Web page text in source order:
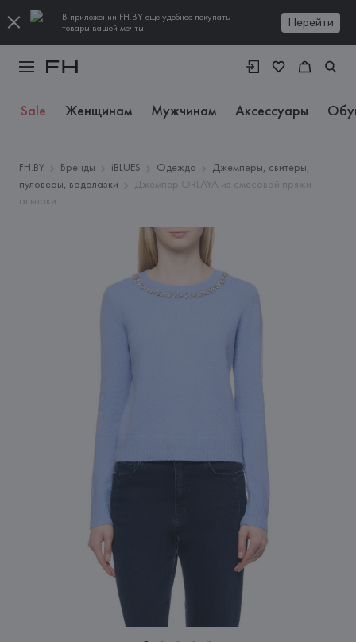
В приложении FH.BY еще удобнее покупать
товары вашей мечты
Перейти
Sale Женщинам Мужчинам Аксессуары
FH.BY Бренды iBLUES Одежда
Джемперы, свитеры,
пуловеры, водолазки
Джемпер ORLAYA из смесовой пряжи
альпаки